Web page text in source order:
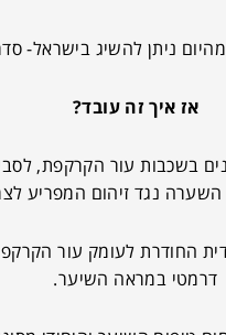
ניתן להשיג בישראל-
אז איך זה עובד?
בשכבות עור הקרקפת,
השערה נגד זיהום המפריע
החודרת לעומק עור
דרמטי במראה השיער.